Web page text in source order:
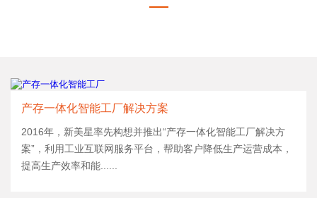
产存一体化智能工厂解决方案
2016年，新美星率先构想并推出“产存一体化智能工厂解决方
案”，利用工业互联网服务平台，帮助客户降低生产运营成本，
提高生产效率和能......